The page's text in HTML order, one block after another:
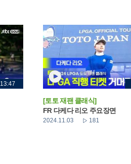
13:47
[토토 재팬 클래식]
FR 다케다 리오 주요장면
2024.11.03 181